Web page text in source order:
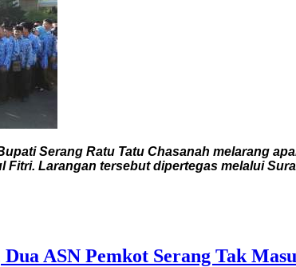
Serang Ratu Tatu Chasanah melarang
Larangan tersebut dipertegas melalui
ASN Pemkot Serang Tak